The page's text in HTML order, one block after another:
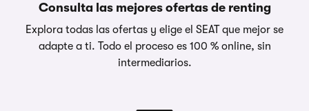
Consulta las mejores ofertas de renting
Explora todas las ofertas y elige el SEAT que mejor se
adapte a ti. Todo el proceso es 100 % online, sin
intermediarios.